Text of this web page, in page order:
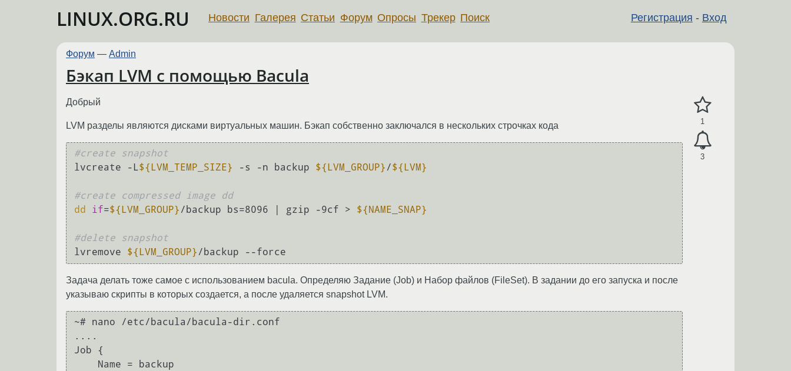
LINUX.ORG.RU Регистрация - Вход
Новости Галерея Статьи Форум Опросы Трекер Поиск
Форум — Admin
Бэкап LVM c помощью Bacula
1
3
Добрый
LVM разделы являются дисками виртуальных машин. Бэкап собственно заключался в нескольких строчках кода
#create snapshot
lvcreate -L${LVM_TEMP_SIZE} -s -n backup ${LVM_GROUP} /${LVM}
#create compressed image dd
dd
if=${LVM_GROUP} /backup bs=8096 | gzip -9cf > ${NAME_SNAP}
#delete snapshot
lvremove ${LVM_GROUP}
Задача делать тоже самое c использованием bacula. Определяю Задание (Job) и Набор файлов (FileSet). В задании до его запуска и после
указываю скрипты в которых создается, а после удаляется snapshot LVM.
~# nano /etc/bacula/bacula-dir.conf
....
Job {